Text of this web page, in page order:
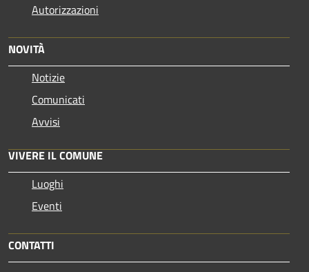
Autorizzazioni
NOVITÀ
Notizie
Comunicati
Avvisi
VIVERE IL COMUNE
Luoghi
Eventi
CONTATTI